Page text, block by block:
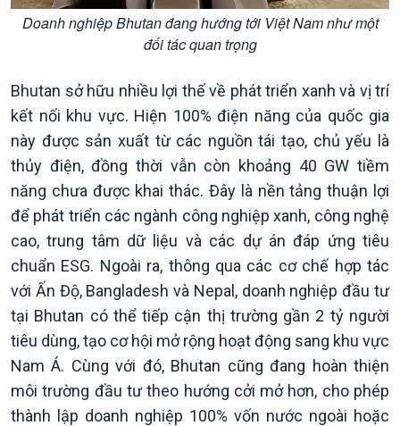
Xã hội
Tin Đời sống & Xã hội
360 độ Sức khỏe
Chuyển đổi Xanh
Tài nguyên và Môi trường
Khoa học & Công nghệ
Tin Khoa học & Công nghệ
Kết nối công nghệ
Sống chung với biến đổi
khí hậu
Doanh nghiệp Bhutan đang hướng tới Việt Nam như một
đối tác quan trọng
Bhutan sở hữu nhiều lợi thế về phát triển xanh và vị trí
kết nối khu vực. Hiện 100% điện năng của quốc gia
này được sản xuất từ các nguồn tái tạo, chủ yếu là
thủy điện, đồng thời vẫn còn khoảng 40 GW tiềm
năng chưa được khai thác. Đây là nền tảng thuận lợi
để phát triển các ngành công nghiệp xanh, công nghệ
cao, trung tâm dữ liệu và các dự án đáp ứng tiêu
chuẩn ESG. Ngoài ra, thông qua các cơ chế hợp tác
với Ấn Độ, Bangladesh và Nepal, doanh nghiệp đầu tư
tại Bhutan có thể tiếp cận thị trường gần 2 tỷ người
tiêu dùng, tạo cơ hội mở rộng hoạt động sang khu vực
Nam Á. Cùng với đó, Bhutan cũng đang hoàn thiện
môi trường đầu tư theo hướng cởi mở hơn, cho phép
thành lập doanh nghiệp 100% vốn nước ngoài hoặc